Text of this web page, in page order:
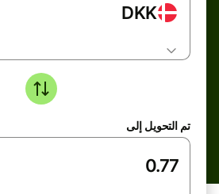
DKK
تم التحويل إلى